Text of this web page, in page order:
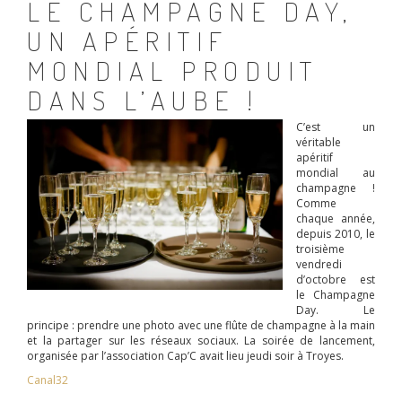
LE CHAMPAGNE DAY,
UN APÉRITIF
MONDIAL PRODUIT
DANS L’AUBE !
C’est un
véritable
apéritif
mondial au
champagne !
Comme
chaque année,
depuis 2010, le
troisième
vendredi
d’octobre est
le Champagne
Day. Le
principe : prendre une photo avec une flûte de champagne à la main
et la partager sur les réseaux sociaux. La soirée de lancement,
organisée par l’association Cap’C avait lieu jeudi soir à Troyes.
Canal32